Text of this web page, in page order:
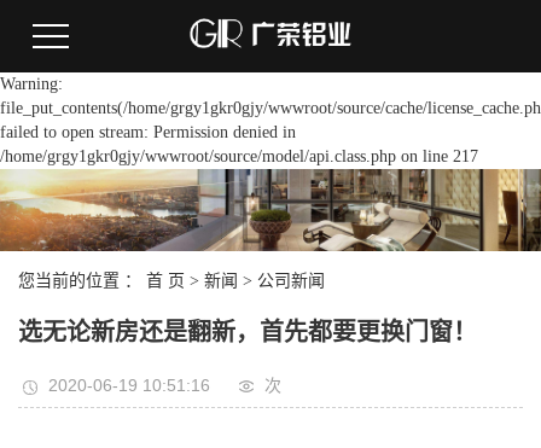
Warning:
file_put_contents(/home/grgy1gkr0gjy/wwwroot/source/cache/
failed to open stream: Permission denied in
/home/grgy1gkr0gjy/wwwroot/source/model/api.class.php on line 217
您当前的位置 ： 首 页 > 新闻 > 公司新闻
选无论新房还是翻新，首先都要更换门窗！
2020-06-19 10:51:16 次